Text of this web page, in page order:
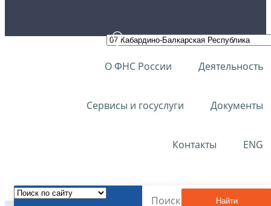
О ФНС России Деятельность
Сервисы и госуслуги Документы
Контакты ENG
Найти